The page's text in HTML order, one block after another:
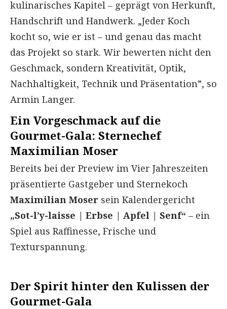
kulinarisches Kapitel – geprägt von Herkunft,
Handschrift und Handwerk. „Jeder Koch
kocht so, wie er ist – und genau das macht
das Projekt so stark. Wir bewerten nicht den
Geschmack, sondern Kreativität, Optik,
Nachhaltigkeit, Technik und Präsentation”, so
Armin Langer.
Ein Vorgeschmack auf die
Gourmet-Gala: Sternechef
Maximilian Moser
Bereits bei der Preview im Vier Jahreszeiten
präsentierte Gastgeber und Sternekoch
Maximilian Moser sein Kalendergericht
„Sot-l’y-laisse | Erbse | Apfel | Senf“ – ein
Spiel aus Raffinesse, Frische und
Texturspannung.
Der Spirit hinter den Kulissen der
Gourmet-Gala